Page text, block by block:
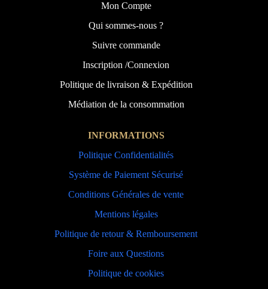
Mon Compte
Qui sommes-nous ?
Suivre commande
Inscription /Connexion
Politique de livraison & Expédition
Médiation de la consommation
INFORMATIONS
Politique Confidentialités
Système de Paiement Sécurisé
Conditions Générales de vente
Mentions légales
Politique de retour & Remboursement
Foire aux Questions
Politique de cookies